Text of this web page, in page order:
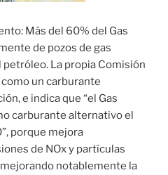
Más del 60% del Gas
de pozos de gas
La propia Comisión
un carburante
e indica que “el Gas
carburante alternativo el
porque mejora
de NOx y partículas
notablemente la